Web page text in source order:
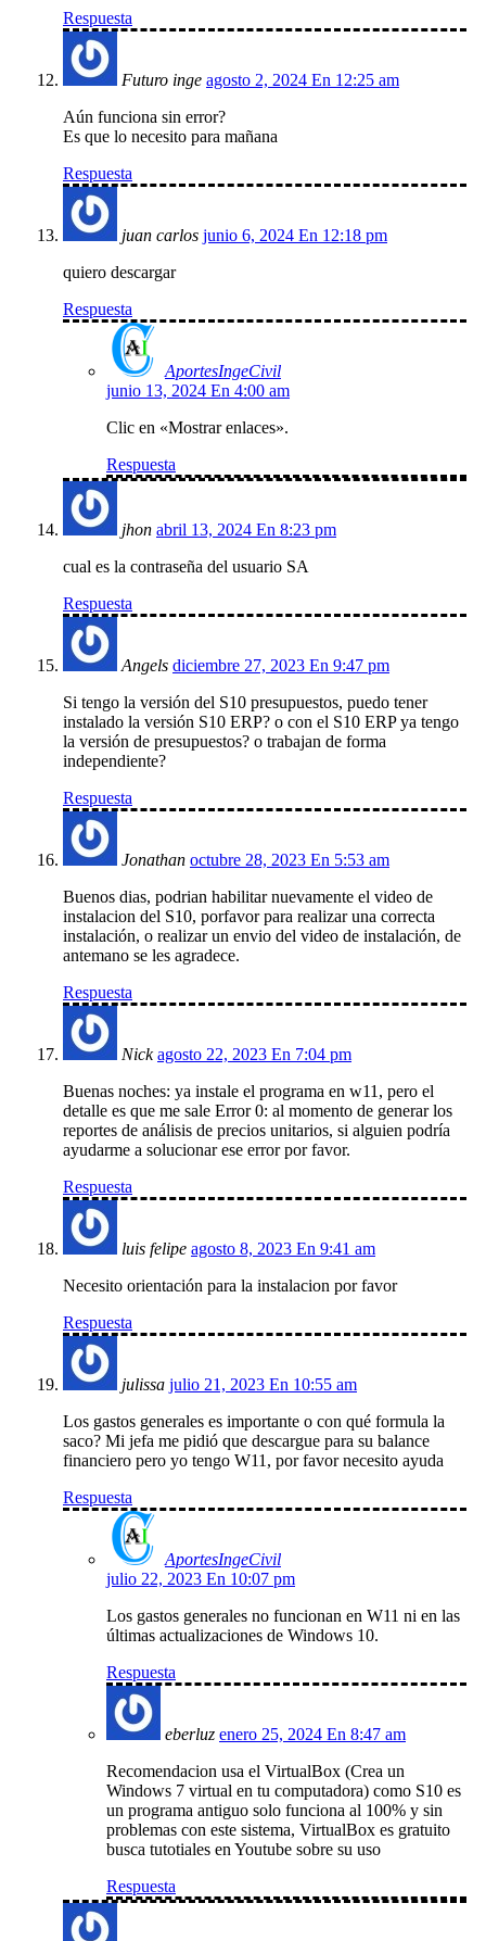
Respuesta
Futuro inge agosto 2, 2024 En 12:25 am
Aún funciona sin error?
Es que lo necesito para mañana
Respuesta
juan carlos junio 6, 2024 En 12:18 pm
quiero descargar
Respuesta
AportesIngeCivil
junio 13, 2024 En 4:00 am
Clic en «Mostrar enlaces».
Respuesta
jhon abril 13, 2024 En 8:23 pm
cual es la contraseña del usuario SA
Respuesta
Angels diciembre 27, 2023 En 9:47 pm
Si tengo la versión del S10 presupuestos, puedo tener
instalado la versión S10 ERP? o con el S10 ERP ya tengo
la versión de presupuestos? o trabajan de forma
independiente?
Respuesta
Jonathan octubre 28, 2023 En 5:53 am
Buenos dias, podrian habilitar nuevamente el video de
instalacion del S10, porfavor para realizar una correcta
instalación, o realizar un envio del video de instalación, de
antemano se les agradece.
Respuesta
Nick agosto 22, 2023 En 7:04 pm
Buenas noches: ya instale el programa en w11, pero el
detalle es que me sale Error 0: al momento de generar los
reportes de análisis de precios unitarios, si alguien podría
ayudarme a solucionar ese error por favor.
Respuesta
luis felipe agosto 8, 2023 En 9:41 am
Necesito orientación para la instalacion por favor
Respuesta
julissa julio 21, 2023 En 10:55 am
Los gastos generales es importante o con qué formula la
saco? Mi jefa me pidió que descargue para su balance
financiero pero yo tengo W11, por favor necesito ayuda
Respuesta
AportesIngeCivil
julio 22, 2023 En 10:07 pm
Los gastos generales no funcionan en W11 ni en las
últimas actualizaciones de Windows 10.
Respuesta
eberluz enero 25, 2024 En 8:47 am
Recomendacion usa el VirtualBox (Crea un
Windows 7 virtual en tu computadora) como S10 es
un programa antiguo solo funciona al 100% y sin
problemas con este sistema, VirtualBox es gratuito
busca tutotiales en Youtube sobre su uso
Respuesta